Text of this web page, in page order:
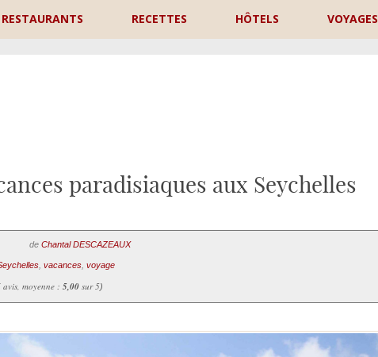
RESTAURANTS RECETTES HÔTELS VOYAGES
paradisiaques aux Seychelles
de Chantal DESCAZEAUX
, vacances, voyage
avis, moyenne : 5,00sur 5)